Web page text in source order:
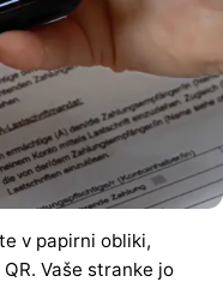
v papirni obliki,
Vaše stranke jo